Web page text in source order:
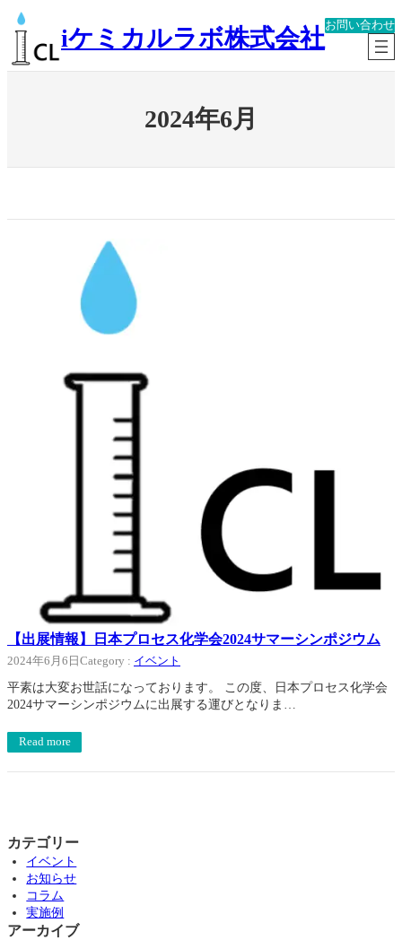
内
容
ス
iケミカルラボ株式会社お問い合わせ
2024年6月
【出展情報】日本プロセス化学会2024サマーシンポジウム
2024年6月6日 Category : イベント
平素は大変お世話になっております。 この度、日本プロセス化学会
2024サマーシンポジウムに出展する運びとなりま…
Read more
カテゴリー
イベント
お知らせ
コラム
実施例
アーカイブ